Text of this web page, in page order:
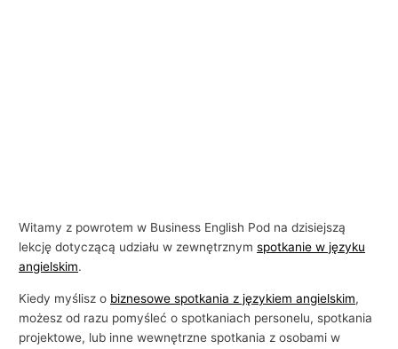
Witamy z powrotem w Business English Pod na dzisiejszą
lekcję dotyczącą udziału w zewnętrznymspotkanie w języku
angielskim.
Kiedy myślisz o biznesowe spotkania z językiem angielskim,
możesz od razu pomyśleć o spotkaniach personelu, spotkania
projektowe, lub inne wewnętrzne spotkania z osobami w
z
n
e
s
i
e